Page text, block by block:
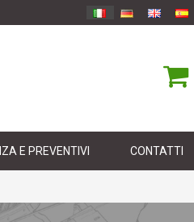
E PREVENTIVI CONTATTI